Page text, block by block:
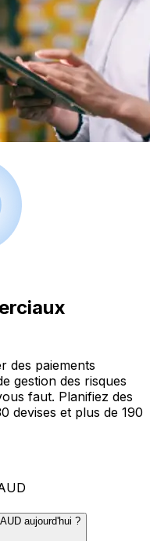
des paiements
gestion des risques
faut. Planifiez des
devises et plus de 190
aujourd'hui ?